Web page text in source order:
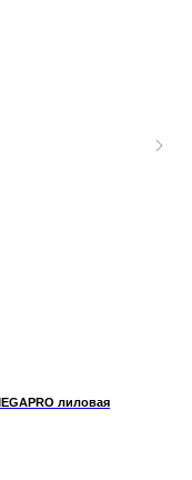
лиловая